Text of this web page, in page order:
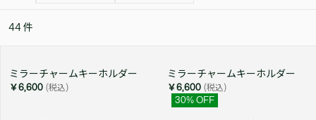
44 件
ミラーチャームキーホルダー
￥6,600 (税込)
ミラーチャームキーホルダー
￥6,600 (税込)
30% OFF